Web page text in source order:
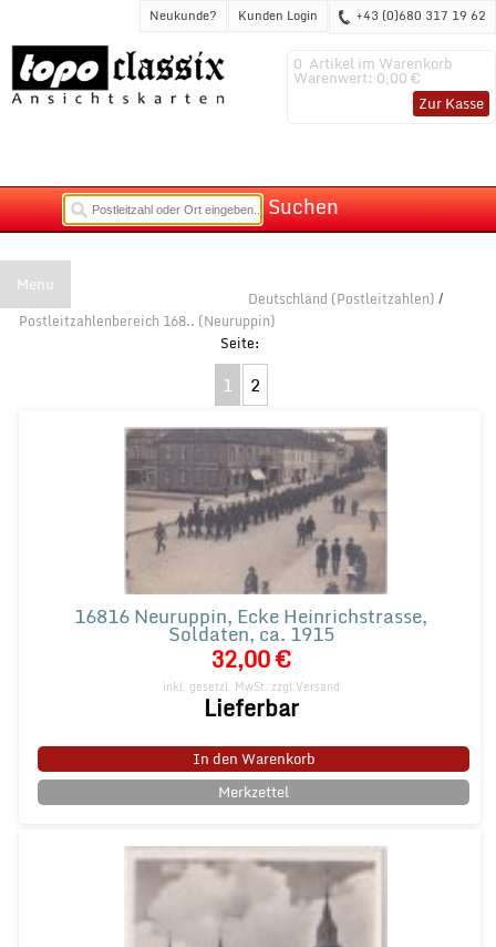
+43 (0)680 317 19 62
Kunden Login
Neukunde?
0 Artikel im Warenkorb
Warenwert: 0,00 €
Zur Kasse
Suchen
Menu
Deutschland (Postleitzahlen) /
Postleitzahlenbereich 168.. (Neuruppin)
1 2
16816 Neuruppin, Ecke Heinrichstrasse,
Soldaten, ca. 1915
32,00 €
inkl. gesetzl. MwSt. zzgl.Versand
Lieferbar
In den Warenkorb
Merkzettel